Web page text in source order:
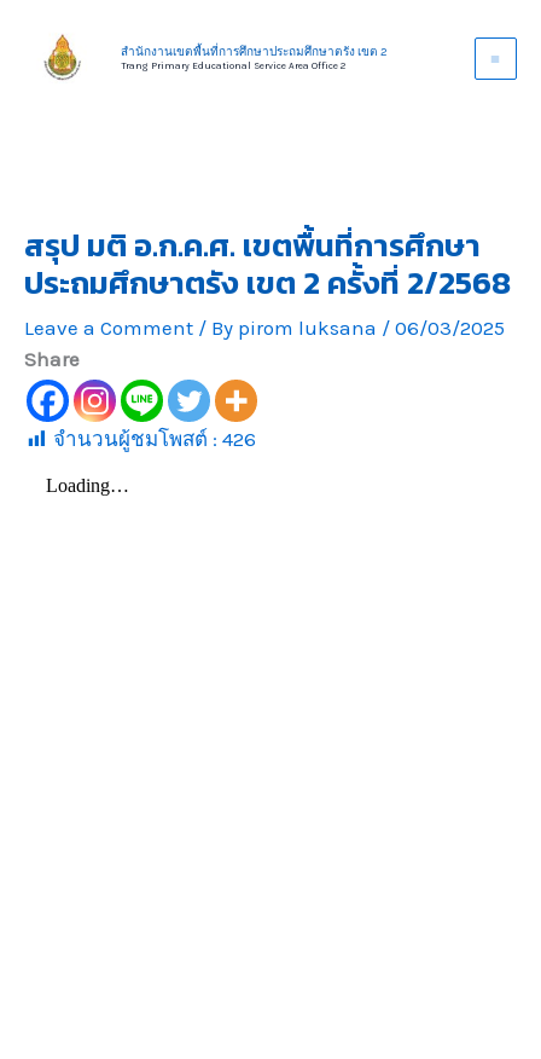
content
สำนักงานเขตพื้นที่การศึกษาประถมศึกษาตรัง เขต 2
Trang Primary Educational Service Area Office 2
สรุป มติ อ.ก.ค.ศ. เขตพื้นที่การศึกษา
ประถมศึกษาตรัง เขต 2 ครั้งที่ 2/2568
Leave a Comment / By pirom luksana / 06/03/2025
Share
จำนวนผู้ชมโพสต์ : 426